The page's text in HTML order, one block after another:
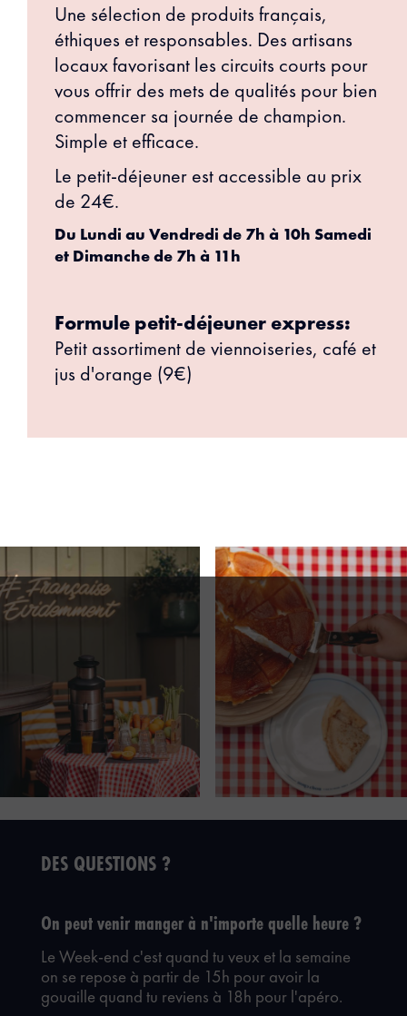
Une sélection de produits français,
éthiques et responsables. Des artisans
locaux favorisant les circuits courts pour
vous offrir des mets de qualités pour bien
commencer sa journée de champion.
Simple et efficace.
Le petit-déjeuner est accessible au prix
de 24€.
Du Lundi au Vendredi de 7h à 10h Samedi
et Dimanche de 7h à 11h
Formule petit-déjeuner express:
Petit assortiment de viennoiseries, café et
jus d'orange (9€)
DES QUESTIONS ?
On peut venir manger à n'importe quelle heure ?
Le Week-end c'est quand tu veux et la semaine
on se repose à partir de 15h pour avoir la
gouaille quand tu reviens à 18h pour l'apéro.